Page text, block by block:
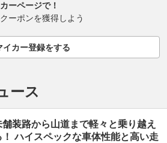
ーページで！
ーポンを獲得しよう
イカー登録をする
ース
舗装路から山道まで軽々と乗り越え
！ ハイスペックな車体性能と高い走